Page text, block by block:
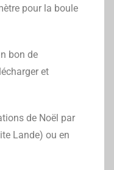
pour la boule
bon de
et
de Noël par
Lande) ou en